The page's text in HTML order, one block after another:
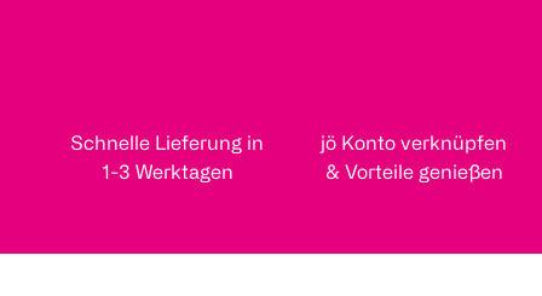
Schnelle Lieferung in
1-3 Werktagen
jö Konto verknüpfen
& Vorteile genießen